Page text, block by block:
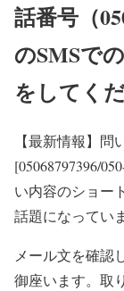
話番号（
のSMSで
をしてく
【最新情報】 問
[05068797396/
い内容のショー
話題になってい
メール文を確認
御座います。取